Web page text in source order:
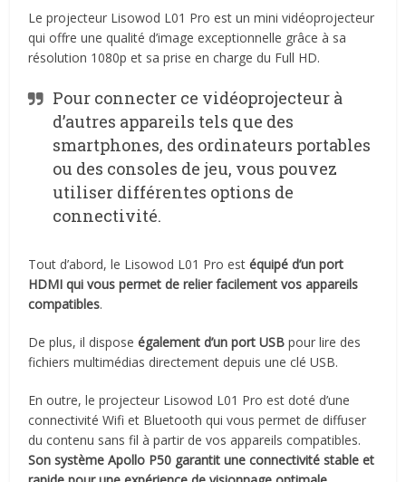
Le projecteur Lisowod L01 Pro est un mini vidéoprojecteur
qui offre une qualité d’image exceptionnelle grâce à sa
résolution 1080p et sa prise en charge du Full HD.
Pour connecter ce vidéoprojecteur à
d’autres appareils tels que des
smartphones, des ordinateurs portables
ou des consoles de jeu, vous pouvez
utiliser différentes options de
connectivité.
Tout d’abord, le Lisowod L01 Pro est équipé d’un port
HDMI qui vous permet de relier facilement vos appareils
compatibles.
De plus, il disposeégalement d’un port USB pour lire des
fichiers multimédias directement depuis une clé USB.
En outre, le projecteur Lisowod L01 Pro est doté d’une
connectivité Wifi et Bluetooth qui vous permet de diffuser
du contenu sans fil à partir de vos appareils compatibles.
Son système Apollo P50 garantit une connectivité stable et